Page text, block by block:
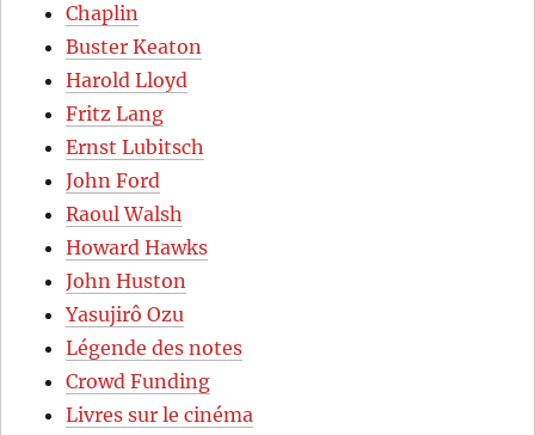
Chaplin
Buster Keaton
Harold Lloyd
Fritz Lang
Ernst Lubitsch
John Ford
Raoul Walsh
Howard Hawks
John Huston
Yasujirô Ozu
Légende des notes
Crowd Funding
Livres sur le cinéma